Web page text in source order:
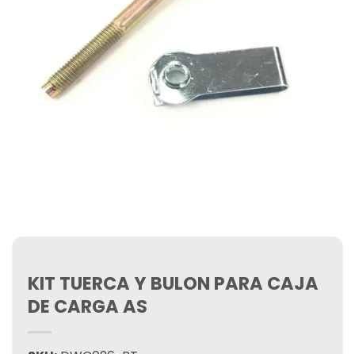
KIT TUERCA Y BULON PARA CAJA
DE CARGA AS